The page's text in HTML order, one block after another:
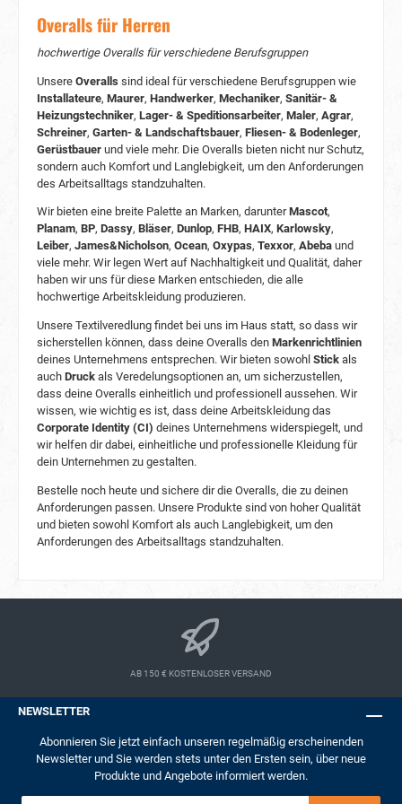
den Tragekomfort und die Bequemlichkeit des
praktische Funktionen. Er ist mit einem
ausgestattet, der sich über die gesamte Länge
des Kleidungsstücks erstreckt und das An- und
Ausziehen erleichtert. Zusätzlich gibt es eine
Brusttasche links, zwei geräumige aufgesetzte
Seitentaschen mit Patten und eine Tasche am
linken Ärmel mit Reißverschlussfach, die
ausreichend Platz für wichtige Werkzeuge und
auch mit Kniepolstertaschen ausgestattet, die
zusätzlichen Schutz bieten, sowie einem
seitlichen Reißverschluss mit Patte für einen
problemlosen Einstieg. 3. Erhöhte Sichtbarkeit
und Sicherheit Der Planam Gefrierhaus Overall
verfügt über reflektierende silberne Bänder an
schlechten Lichtverhältnissen erheblich
verbessern. Diese Funktion ist in industriellen
Umgebungen, in denen Sicherheit oberste
Priorität hat, von entscheidender Bedeutung.
Durch die verbesserte Sichtbarkeit reduziert der
Overall das Unfallrisiko und erhöht die Sicherheit
der Arbeiter in Kühl- und
Gefrierlagereinrichtungen. 4. Beeindruckende
Wärmeisolierung Mit einem
der Planam Kühl-/Gefrierhaus Gefrierhaus
Overall durch außergewöhnliche
Wärmespeicherung. Diese Isolationsbewertung
gewährleistet, dass der Träger auch bei eisigen
seine Luftdurchlässigkeitsklasse 3 unterstützt,
wodurch das Eindringen kalter Luft minimiert
Der Planam Gefrierhaus Overall ist in
unterschiedlichen Körpertypen gerecht zu
werden. Die verfügbaren Größen umfassen S, M,
Passform für jeden Arbeiter zu gewährleisten.
Darüber hinaus ist der Overall in einem
eleganten Marineblau mit kornblauem
Innenfutter erhältlich, das Ästhetik und
Overalls für Herren
hochwertige Overalls für verschiedene Berufsgruppen
Unsere Overalls sind ideal für verschiedene Berufsgruppen wie
Installateure, Maurer, Handwerker, Mechaniker, Sanitär- &
Heizungstechniker, Lager- & Speditionsarbeiter, Maler, Agrar,
Schreiner, Garten- & Landschaftsbauer, Fliesen- & Bodenleger,
Gerüstbauer und viele mehr. Die Overalls bieten nicht nur Schutz,
sondern auch Komfort und Langlebigkeit, um den Anforderungen
des Arbeitsalltags standzuhalten.
Wir bieten eine breite Palette an Marken, darunterMascot,
Planam, BP, Dassy, Bläser, Dunlop, FHB, HAIX, Karlowsky,
Leiber, James&Nicholson, Ocean, Oxypas, Texxor, Abeba und
viele mehr. Wir legen Wert auf Nachhaltigkeit und Qualität, daher
haben wir uns für diese Marken entschieden, die alle
hochwertige Arbeitskleidung produzieren.
Unsere Textilveredlung findet bei uns im Haus statt, so dass wir
sicherstellen können, dass deine Overalls den Markenrichtlinien
deines Unternehmens entsprechen. Wir bieten sowohl Stick als
auch Druck als Veredelungsoptionen an, um sicherzustellen,
dass deine Overalls einheitlich und professionell aussehen. Wir
wissen, wie wichtig es ist, dass deine Arbeitskleidung das
Corporate Identity (CI) deines Unternehmens widerspiegelt, und
wir helfen dir dabei, einheitliche und professionelle Kleidung für
dein Unternehmen zu gestalten.
Bestelle noch heute und sichere dir die Overalls, die zu deinen
Anforderungen passen. Unsere Produkte sind von hoher Qualität
und bieten sowohl Komfort als auch Langlebigkeit, um den
Anforderungen des Arbeitsalltags standzuhalten.
AB 150 € KOSTENLOSER VERSAND
NEWSLETTER
Abonnieren Sie jetzt einfach unseren regelmäßig erscheinenden
Newsletter und Sie werden stets unter den Ersten sein, über neue
Produkte und Angebote informiert werden.